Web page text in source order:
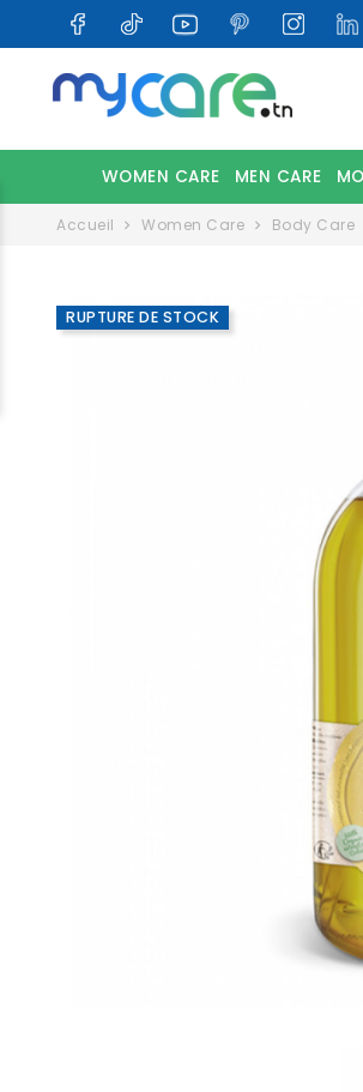
WOMEN CARE MEN CARE
Accueil Women Care Body Care
RUPTURE DE STOCK